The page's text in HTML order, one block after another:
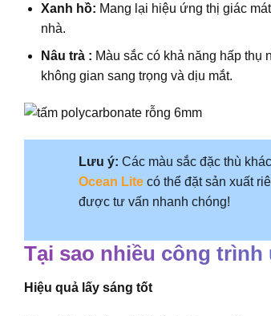
Xanh hồ: Mang lại hiệu ứng thị giác
nhà.
Nâu trà : Màu sắc có khả năng hấp thụ
không gian sang trọng và dịu mắt.
Lưu ý: Các màu sắc đặc thù
Ocean Litecó thể đặt sản xuất
được tư vấn nhanh chóng!
Tại sao nhiều công
Hiệu quả lấy sáng tốt